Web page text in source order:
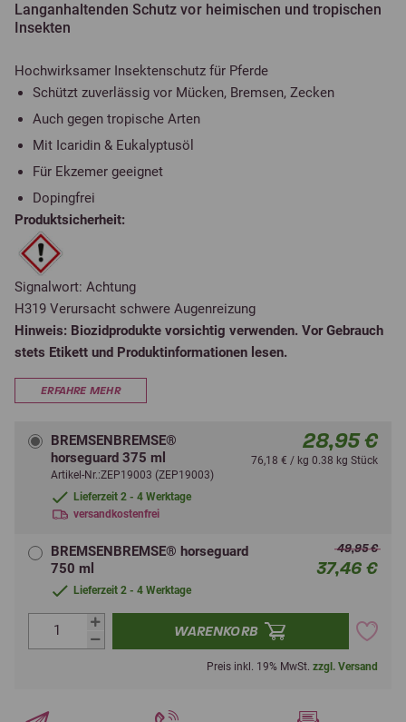
Langanhaltenden Schutz vor heimischen und tropischen
Insekten
Hochwirksamer Insektenschutz für Pferde
Schützt zuverlässig vor Mücken, Bremsen, Zecken
Auch gegen tropische Arten
Mit Icaridin & Eukalyptusöl
Für Ekzemer geeignet
Dopingfrei
Produktsicherheit:
Signalwort: Achtung
H319 Verursacht schwere Augenreizung
Hinweis: Biozidprodukte vorsichtig verwenden. Vor Gebrauch
stets Etikett und Produktinformationen lesen.
ERFAHRE MEHR
BREMSENBREMSE®
horseguard 375 ml
Artikel-Nr.:ZEP19003 (ZEP19003)
Lieferzeit 2 - 4 Werktage
versandkostenfrei
28,95 €
76,18 € / kg 0.38 kg Stück
BREMSENBREMSE® horseguard
750 ml
Lieferzeit 2 - 4 Werktage
49,95 €
37,46 €
WARENKORB
Preis inkl. 19% MwSt. zzgl. Versand